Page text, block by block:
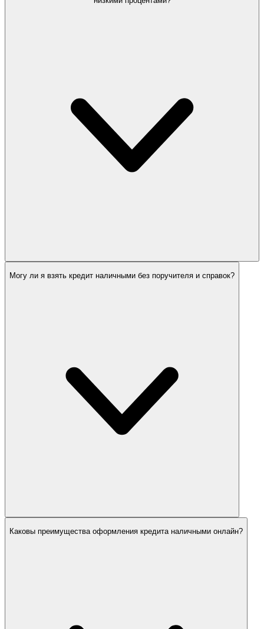
Могу ли я взять кредит наличными без поручителя и справок?
Каковы преимущества оформления кредита наличными онлайн?